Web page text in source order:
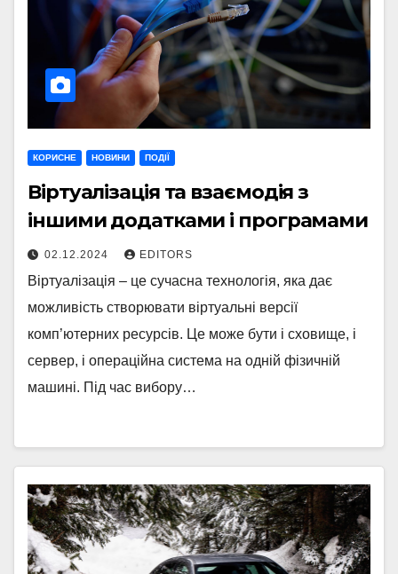
КОРИСНЕ НОВИНИ ПОДІЇ
Віртуалізація та взаємодія з
іншими додатками і програмами
02.12.2024 EDITORS
Віртуалізація – це сучасна технологія, яка дає
можливість створювати віртуальні версії
комп’ютерних ресурсів. Це може бути і сховище, і
сервер, і операційна система на одній фізичній
машині. Під час вибору…